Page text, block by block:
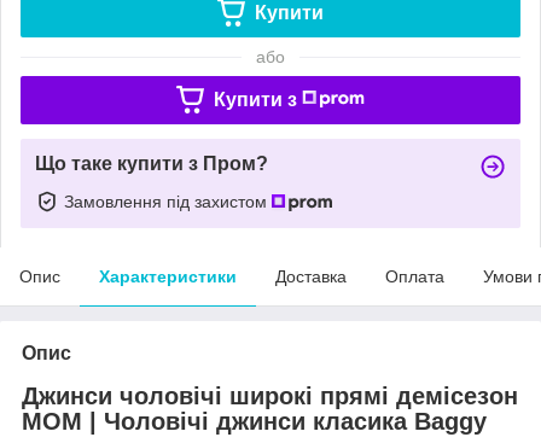
Купити
або
Купити з
Що таке купити з Пром?
Замовлення під захистом
Опис Характеристики Доставка Оплата Умови
Опис
Джинси чоловічі широкі прямі демісезон
МОМ | Чоловічі джинси класика Baggy